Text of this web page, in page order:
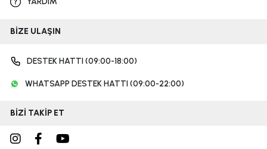
BİZE ULAŞIN
DESTEK HATTI (09:00-18:00)
WHATSAPP DESTEK HATTI (09:00-22:00)
BİZİ TAKİP ET